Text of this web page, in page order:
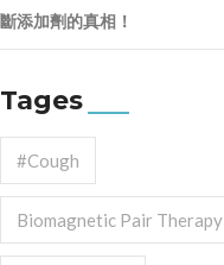
斷添加劑的真相！
Tages
#cough
Biomagnetic Pair Therapy